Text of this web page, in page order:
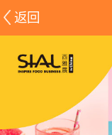
返回